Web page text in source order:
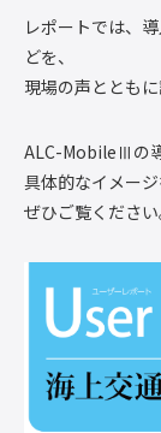
レポートでは、
どを、
現場の声ととも
ALC-MobileⅢの
具体的なイメー
ぜひご覧ください